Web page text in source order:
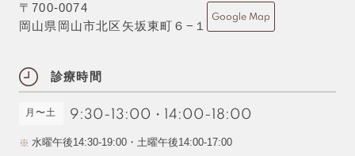
〒700-0074
岡山県岡山市北区矢坂東町６−１
Google Map
診療時間
月〜土 9:30-13:00 ・ 14:00-18:00
水曜午後14:30-19:00・土曜午後14:00-17:00